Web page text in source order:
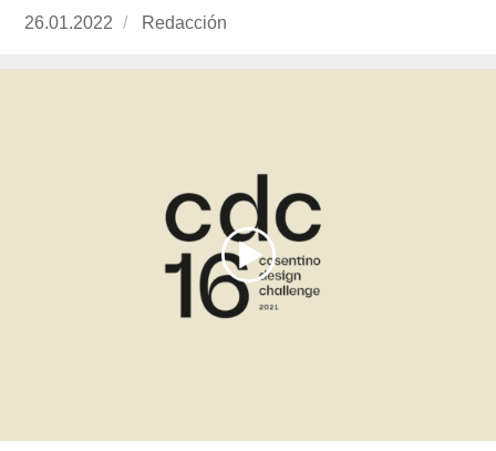
Publicado
26.01.2022 https://www.experimenta.es/author/redaccion/
Redacción